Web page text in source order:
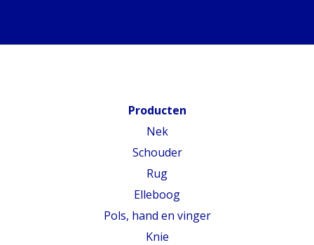
Producten
Nek
Schouder
Rug
Elleboog
Pols, hand en vinger
Knie